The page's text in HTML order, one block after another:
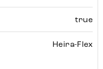
true
Heira-Flex